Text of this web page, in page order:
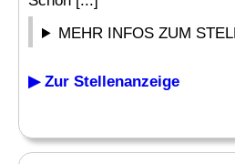
MEHR INFOS ZUM
▶ Zur Stellenanzeige